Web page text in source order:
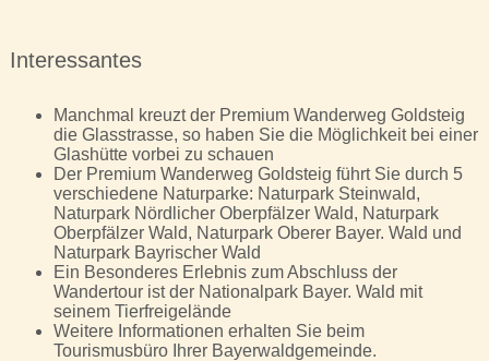
Interessantes
Manchmal kreuzt der Premium Wanderweg Goldsteig
die Glasstrasse, so haben Sie die Möglichkeit bei einer
Glashütte vorbei zu schauen
Der Premium Wanderweg Goldsteig führt Sie durch 5
verschiedene Naturparke: Naturpark Steinwald,
Naturpark Nördlicher Oberpfälzer Wald, Naturpark
Oberpfälzer Wald, Naturpark Oberer Bayer. Wald und
Naturpark Bayrischer Wald
Ein Besonderes Erlebnis zum Abschluss der
Wandertour ist der Nationalpark Bayer. Wald mit
seinem Tierfreigelände
Weitere Informationen erhalten Sie beim
Tourismusbüro Ihrer Bayerwaldgemeinde.